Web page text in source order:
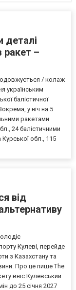
деталі
ракет –
/ колаж
українським
балістичної
у ніч на 5
ракетами
24 балістичними
обл., 115
від
Кулеві, перейде
з Казахстану та
Про це пише The
вніс Кулевський
до 25 січня 2027